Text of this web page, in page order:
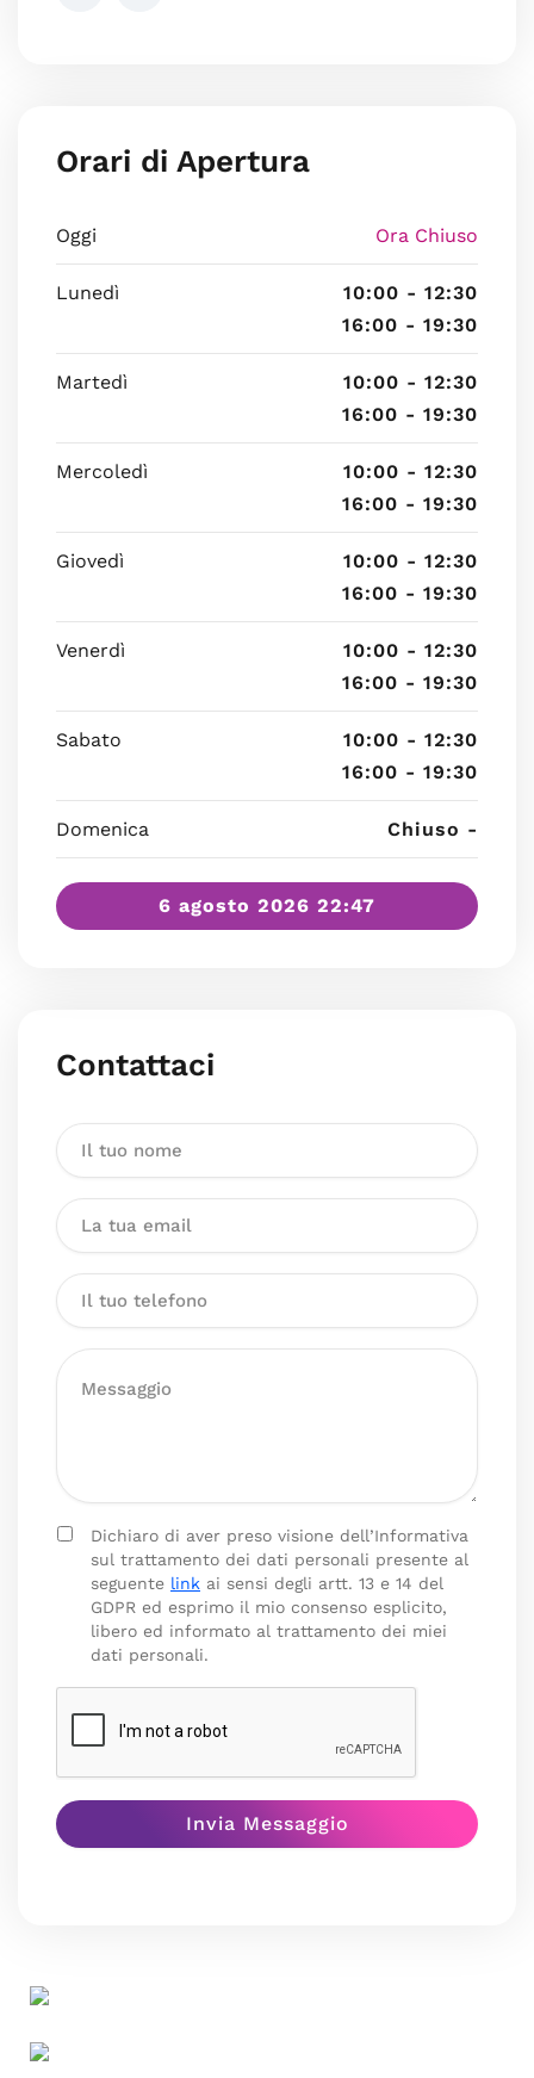
Orari di Apertura
Oggi Ora Chiuso
Lunedì
10:00 - 12:30
16:00 - 19:30
Martedì
10:00 - 12:30
16:00 - 19:30
Mercoledì
10:00 - 12:30
16:00 - 19:30
Giovedì
10:00 - 12:30
16:00 - 19:30
Venerdì
10:00 - 12:30
16:00 - 19:30
Sabato
10:00 - 12:30
16:00 - 19:30
Domenica Chiuso -
6 agosto 2026 22:47
Contattaci
Dichiaro di aver preso visione dell’Informativa
sul trattamento dei dati personali presente al
seguente link ai sensi degli artt. 13 e 14 del
GDPR ed esprimo il mio consenso esplicito,
libero ed informato al trattamento dei miei
dati personali.